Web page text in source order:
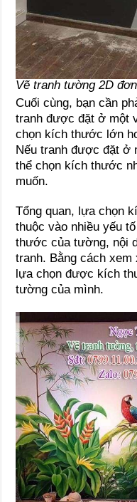
Vẽ tranh tường 2D
Cuối cùng, bạn cần
tranh được đặt ở một
chọn kích thước lớn
Nếu tranh được đặt ở
thể chọn kích thước
muốn.
Tổng quan, lựa chọn
thuộc vào nhiều yếu
thước của tường, nội
tranh. Bằng cách
lựa chọn được kích
tường của mình.